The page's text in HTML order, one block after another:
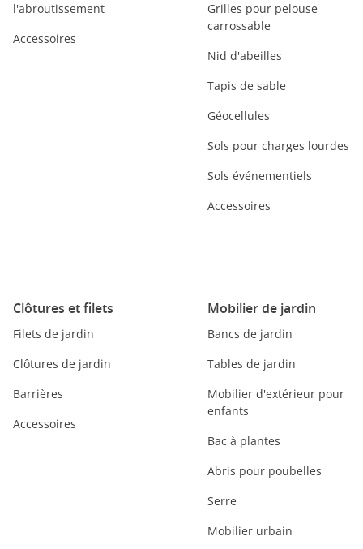
l'abroutissement
Accessoires
Grilles pour pelouse
carrossable
Nid d'abeilles
Tapis de sable
Géocellules
Sols pour charges lourdes
Sols événementiels
Accessoires
Clôtures et filets
Filets de jardin
Clôtures de jardin
Barrières
Accessoires
Mobilier de jardin
Bancs de jardin
Tables de jardin
Mobilier d'extérieur pour
enfants
Bac à plantes
Abris pour poubelles
Serre
Mobilier urbain